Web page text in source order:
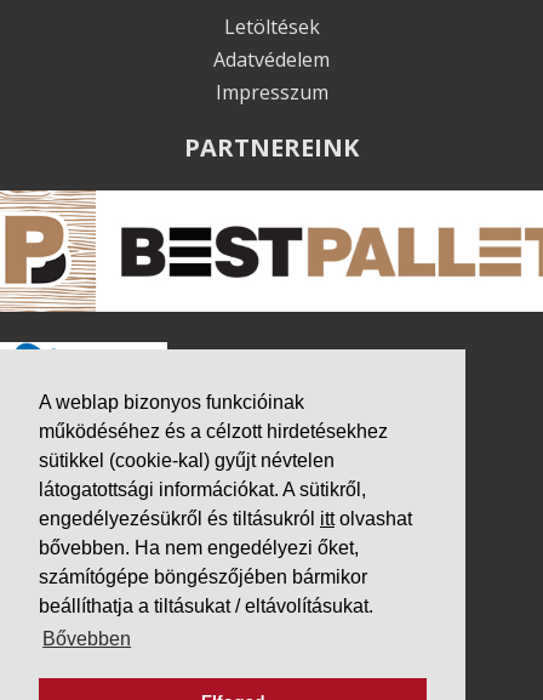
A weblap bizonyos funkcióinak
működéséhez és a célzott hirdetésekhez
sütikkel (cookie-kal) gyűjt névtelen
látogatottsági információkat. A sütikről,
engedélyezésükről és tiltásukról ittolvashat
bővebben. Ha nem engedélyezi őket,
számítógépe böngészőjében bármikor
beállíthatja a tiltásukat / eltávolításukat.
Bővebben
Letöltések
Adatvédelem
Impresszum
PARTNEREINK
Autópálya díjak